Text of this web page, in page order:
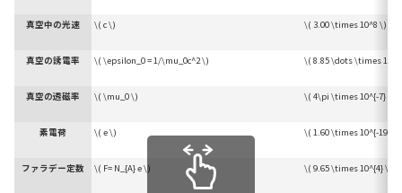
真空中の光速 \( c \) \( 3.00 \times 10^8 \)
真空の誘電率 \( \epsilon_0 = 1/\mu_0c^2 \) \( 8.85 \dots \times
真空の透磁率 \( \mu_0 \) \( 4\pi \times 10^{-7} \)
素電荷 \( e \) \( 1.60 \times 10^{-19} \)
ファラデー定数 \( F= N_{A} e \) \( 9.65 \times 10^{4} \)